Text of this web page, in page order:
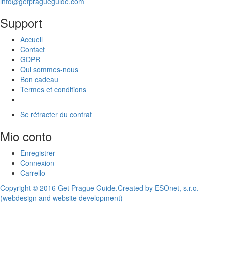
Support
Accueil
Contact
GDPR
Qui sommes-nous
Bon cadeau
Termes et conditions
Se rétracter du contrat
Mio conto
Enregistrer
Connexion
Carrello
Copyright © 2016 Get Prague Guide.Created by ESOnet, s.r.o.
(webdesign and website development)